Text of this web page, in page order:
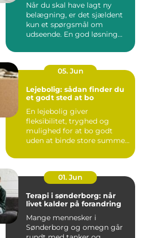
Når du skal have lagt ny
belægning, er det sjældent
kun et spørgsmål om
udseende. En god løsning
05. Jun
Lejebolig: sådan finder du
et godt sted at bo
En lejebolig giver
fleksibilitet, tryghed og
mulighed for at bo godt
uden at binde store summer
01. Jun
Terapi i sønderborg: når
livet kalder på forandring
Mange mennesker i
Sønderborg og omegn går